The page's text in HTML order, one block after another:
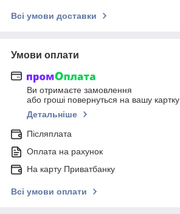
Всі умови доставки
Умови оплати
Ви отримаєте замовлення
або гроші повернуться на вашу картку
Детальніше
Післяплата
Оплата на рахунок
На карту Приватбанку
Всі умови оплати